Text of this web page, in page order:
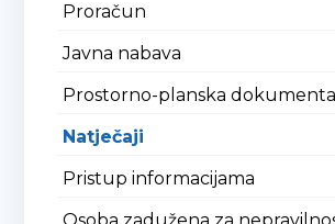
Proračun
Javna nabava
Prostorno-planska
Natječaji
Pristup informacijama